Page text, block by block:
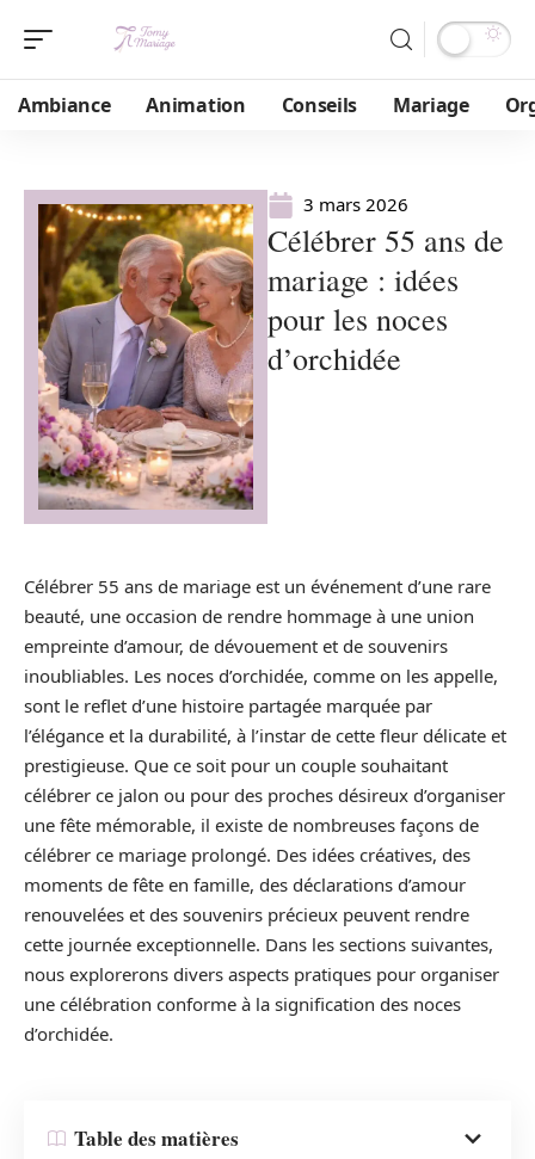
Ambiance Animation Conseils Mariage
3 mars 2026
Célébrer 55 ans de
mariage : idées
pour les noces
d’orchidée
Célébrer 55 ans de mariage est un événement d’une rare
beauté, une occasion de rendre hommage à une union
empreinte d’amour, de dévouement et de souvenirs
inoubliables. Les noces d’orchidée, comme on les appelle,
sont le reflet d’une histoire partagée marquée par
l’élégance et la durabilité, à l’instar de cette fleur délicate et
prestigieuse. Que ce soit pour un couple souhaitant
célébrer ce jalon ou pour des proches désireux d’organiser
une fête mémorable, il existe de nombreuses façons de
célébrer ce mariage prolongé. Des idées créatives, des
moments de fête en famille, des déclarations d’amour
renouvelées et des souvenirs précieux peuvent rendre
cette journée exceptionnelle. Dans les sections suivantes,
nous explorerons divers aspects pratiques pour organiser
une célébration conforme à la signification des noces
d’orchidée.
Table des matières